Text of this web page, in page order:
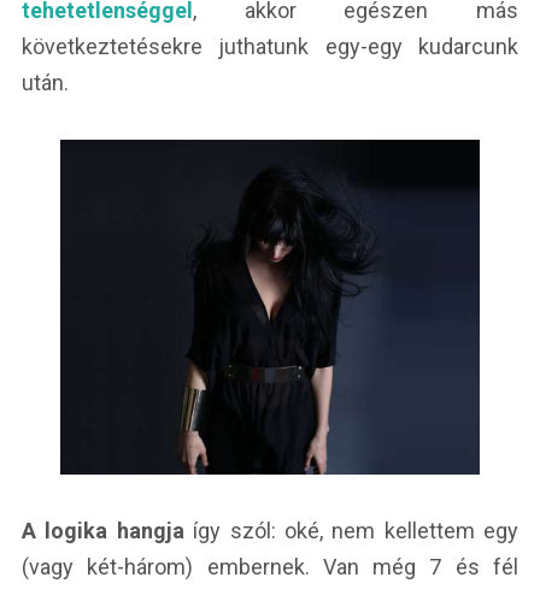
tehetetlenséggel , akkor egészen más
következtetésekre juthatunk egy-egy kudarcunk
után.
A logika hangjaígy szól: oké, nem kellettem egy
(vagy két-három) embernek. Van még 7 és fél